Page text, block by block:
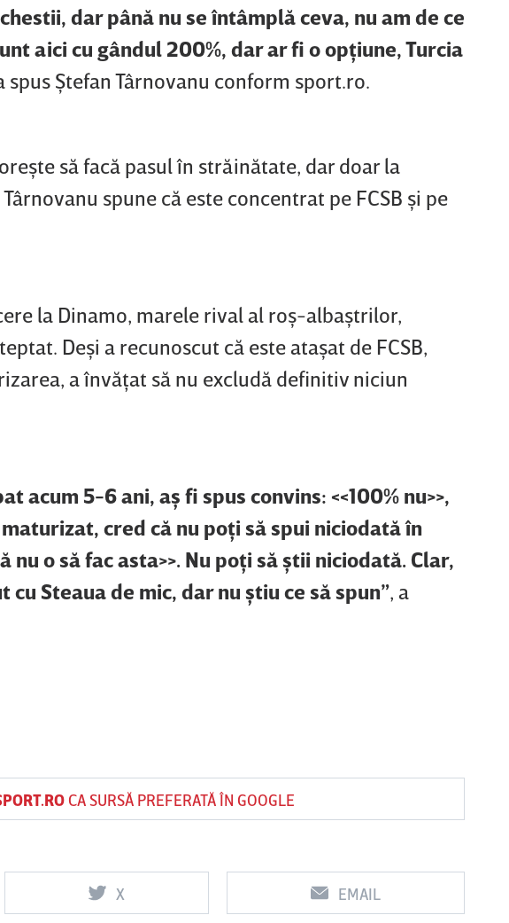
dar până nu se întâmplă ceva, nu am de ce
aici cu gândul 200%, dar ar fi o opţiune, Turcia
spus Ştefan Târnovanu conform sport.ro.
să facă pasul în străinătate, dar doar la
spune că este concentrat pe FCSB şi pe
la Dinamo, marele rival al roş-albaştrilor,
Deşi a recunoscut că este ataşat de FCSB,
a învăţat să nu excludă definitiv niciun
acum 5-6 ani, aş fi spus convins: <<100% nu>>,
cred că nu poţi să spui niciodată în
nu o să fac asta>>. Nu poţi să ştii niciodată. Clar,
Steaua de mic, dar nu ştiu ce să spun”, a
CA SURSĂ PREFERATĂ ÎN GOOGLE
X EMAIL